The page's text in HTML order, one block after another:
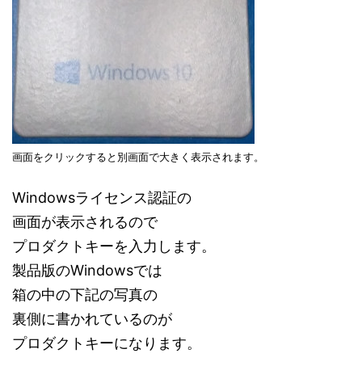
画面をクリックすると別画面で大きく表示されます。
Windowsライセンス認証の
画面が表示されるので
プロダクトキーを入力します。
製品版のWindowsでは
箱の中の下記の写真の
裏側に書かれているのが
プロダクトキーになります。